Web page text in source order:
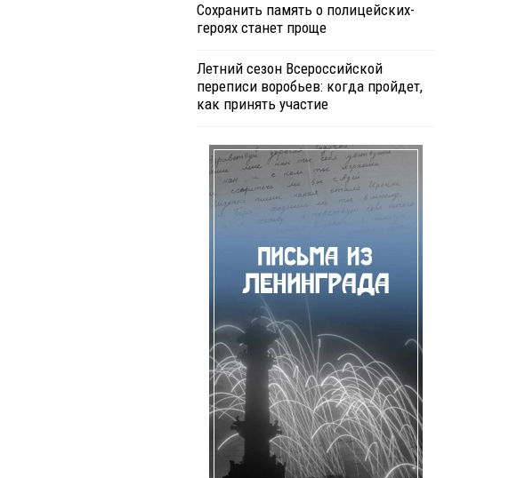
Сохранить память о полицейских-
героях станет проще
Летний сезон Всероссийской
переписи воробьев: когда пройдет,
как принять участие